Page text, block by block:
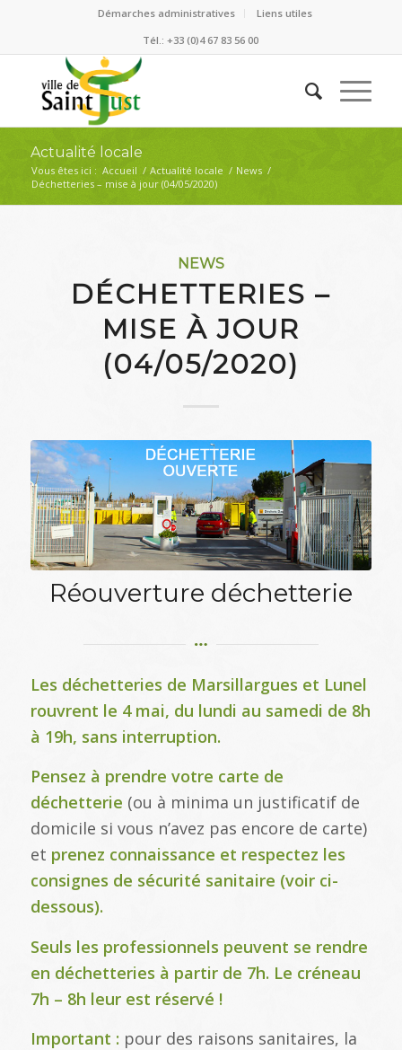
Démarches administratives
Liens utiles
Tél.: +33 (0)4 67 83 56 00
Actualité locale
Vous êtes ici : Accueil / Actualité locale / News /
Déchetteries – mise à jour (04/05/2020)
NEWS
DÉCHETTERIES –
MISE À JOUR
(04/05/2020)
Réouverture déchetterie
Les déchetteries de Marsillargues et Lunel
rouvrent le 4 mai, du lundi au samedi de 8h
à 19h, sans interruption.
Pensez à prendre votre carte de
déchetterie (ou à minima un justificatif de
domicile si vous n’avez pas encore de carte)
et prenez connaissance et respectez les
consignes de sécurité sanitaire (voir ci-
dessous).
Seuls les professionnels peuvent se rendre
en déchetteries à partir de 7h. Le créneau
7h – 8h leur est réservé !
Important : pour des raisons sanitaires, la